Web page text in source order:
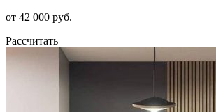
от 42 000 руб.
Рассчитать